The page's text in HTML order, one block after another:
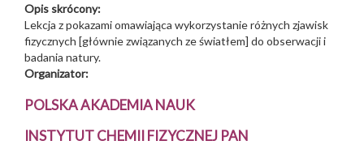
Opis skrócony:
Lekcja z pokazami omawiająca wykorzystanie różnych zjawisk
fizycznych [głównie związanych ze światłem] do obserwacji i
badania natury.
Organizator:
POLSKA AKADEMIA NAUK
INSTYTUT CHEMII FIZYCZNEJ PAN